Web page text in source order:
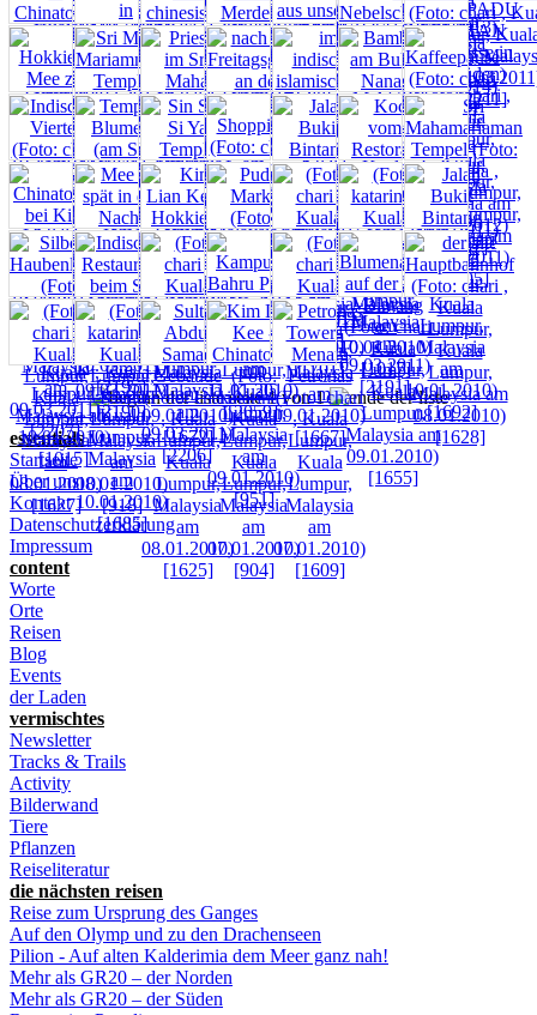
seite 1 von 1
essentials
Startseite
Über uns
Kontakt
Datenschutzerklärung
Impressum
content
Worte
Orte
Reisen
Blog
Events
der Laden
vermischtes
Newsletter
Tracks & Trails
Activity
Bilderwand
Tiere
Pflanzen
Reiseliteratur
die nächsten reisen
Reise zum Ursprung des Ganges
Auf den Olymp und zu den Drachenseen
Pilion - Auf alten Kalderimia dem Meer ganz nah!
Mehr als GR20 – der Norden
Mehr als GR20 – der Süden